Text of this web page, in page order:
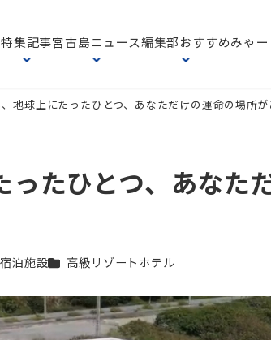
特集記事宮古島ニュース編集部おすすめみゃ
地球上にたったひとつ、あなただけの運命の場所が
たひとつ、あなた
ゴリー
宿泊施設カテゴリー
高級リゾートホテル